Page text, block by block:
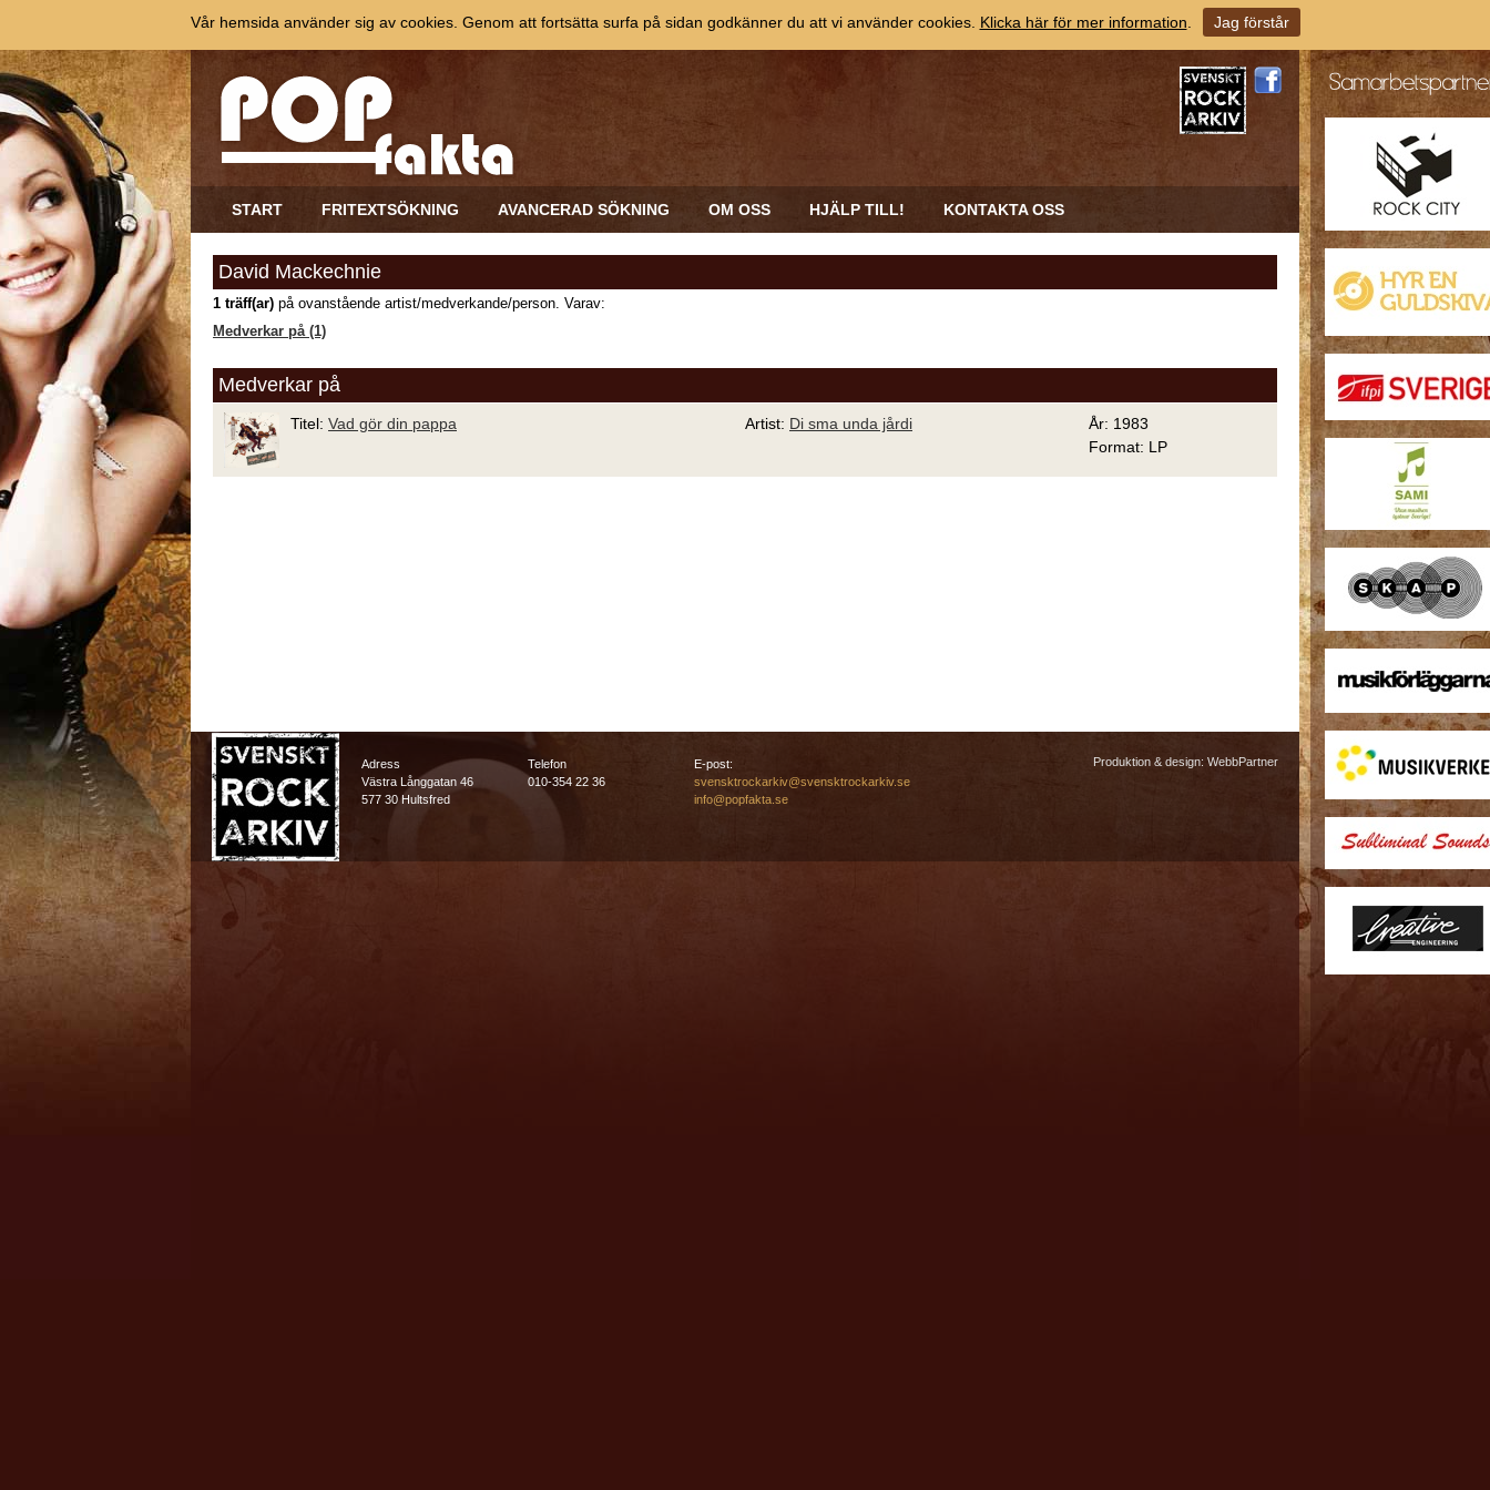
START FRITEXTSÖKNING AVANCERAD SÖKNING OM OSS HJÄLP TILL! KONTAKTA OSS
David Mackechnie
1 träff(ar) på ovanstående artist/medverkande/person. Varav:
Medverkar på (1)
Medverkar på
Titel: Vad gör din pappa Artist: Di sma unda jårdi
År: 1983
Format: LP
Adress
Västra Långgatan 46
577 30 Hultsfred
Telefon
010-354 22 36
E-post:
svensktrockarkiv@svensktrockarkiv.se
info@popfakta.se
Produktion & design: WebbPartner
Vår hemsida använder sig av cookies. Genom att fortsätta surfa på sidan godkänner du att vi använder cookies. Klicka här för mer information Jag förstår